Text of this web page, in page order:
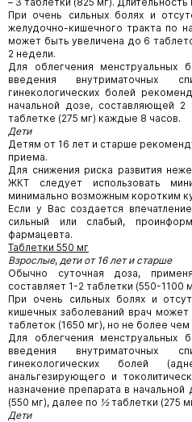
При очень сильных болях и
желудочно-кишечного тракта по
может быть увеличена до 6
2 недели.
Для облегчения менструальных
введения
гинекологических болей
начальной дозе, составляющей
таблетке (275 мг) каждые 8 часов.
Дети
Детям от 16 лет и старше
приема.
Для снижения риска развития
ЖКТ следует использовать
минимально возможным коротким
Если у Вас создается
сильный или слабый,
фармацевта.
Таблетки 550 мг
Взрослые, дети от 16 лет и старше
Обычно суточная доза,
составляет 1-2 таблетки (550-1100
При очень сильных болях и
кишечных заболеваний врач
таблеток (1650 мг), но не более чем
Для облегчения менструальных
введения
гинекологических болей
анальгезирующего и
назначение препарата в
(550 мг), далее по ½таблетки (275
Дети